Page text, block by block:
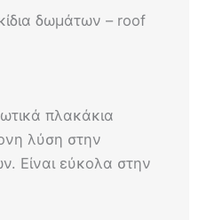
δωμάτων – roof
πλακάκια
λύση στην
Είναι εύκολα στην